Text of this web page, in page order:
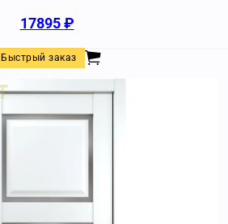
17895₽
Быстрый заказ